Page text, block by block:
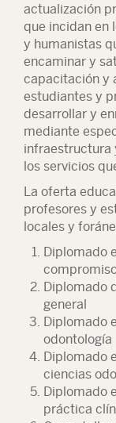
actualización
que incidan en
y humanistas
encaminar y
capacitación y
estudiantes y
desarrollar y
mediante
infraestructura
los servicios
La oferta
profesores y
locales y
Diplomado
Diplomado
general
Diplomado
odontología
Diplomado
ciencias
Diplomado
práctica